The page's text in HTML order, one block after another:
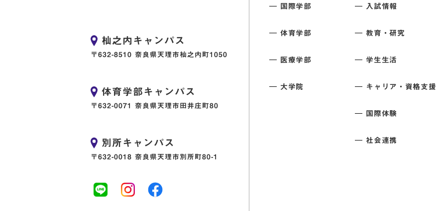
杣之内キャンパス
〒632-8510 奈良県天理市杣之内町1050
体育学部キャンパス
〒632-0071 奈良県天理市田井庄町80
別所キャンパス
〒632-0018 奈良県天理市別所町80-1
国際学部
体育学部
医療学部
大学院
入試情報
教育・研究
学生生活
キャリア・資格支援
国際体験
社会連携